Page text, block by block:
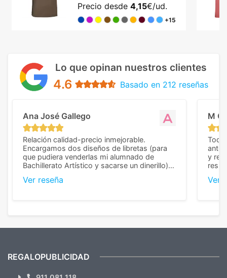
Precio desde 4,15€/ud.
+15
Lo que opinan nuestros clientes
4.6 Basado en 212 reseñas
Ana José Gallego
Relación calidad-precio inmejorable.
Encargamos dos diseños de libretas (para
que pudiera venderlas mi alumnado de
Bachillerato Artístico y sacarse un dinerillo) y
diferencia, con libretas de muy buena calidad
Ver reseña
M C
Todo
y
Ver
¿Quieres ver nuestras últimas
Novedades y Ofertas?
REGALOPUBLICIDAD